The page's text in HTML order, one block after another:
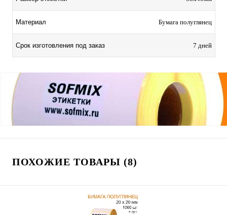
Материал Бумага полуглянец
Срок изготовления под заказ 7 дней
ПОХОЖИЕ ТОВАРЫ (8)